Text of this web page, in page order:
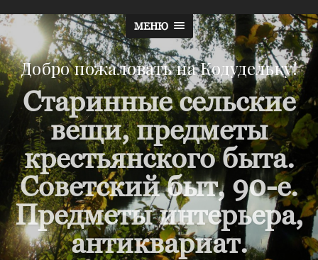
МЕНЮ
Добро пожаловать на Кодудельку!
Старинные сельские
вещи, предметы
крестьянского быта.
Советский быт, 90-е.
Предметы интерьера,
антиквариат.